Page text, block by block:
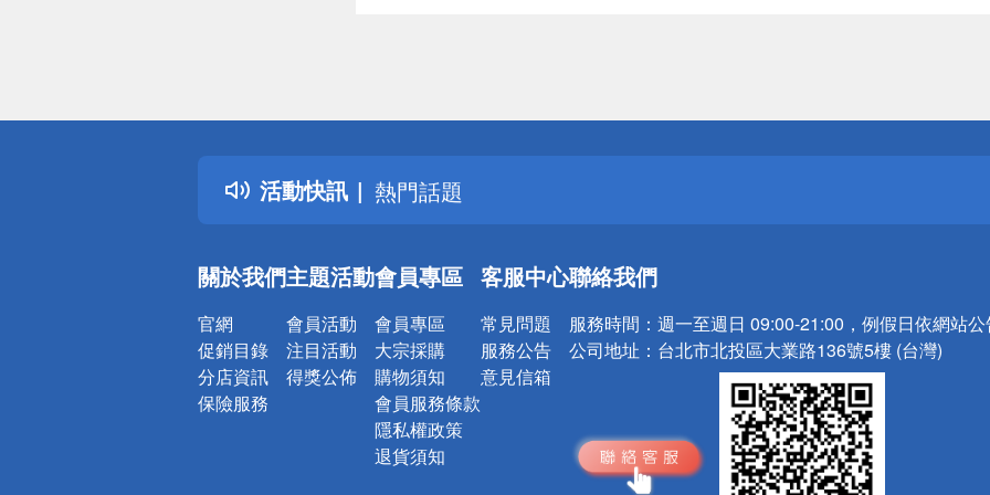
活動快訊
詐騙網頁！請小心！
得獎公告
熱門話題
銀行優惠
詐騙網頁！請小心！
關於我們
官網
促銷目錄
分店資訊
保險服務
主題活動
會員活動
注目活動
得獎公佈
會員專區
會員專區
大宗採購
購物須知
會員服務條款
隱私權政策
退貨須知
客服中心
常見問題
服務公告
意見信箱
聯絡我們
服務時間： 週一至週日 09:00-21:00，例假日依網站
公司地址： 台北市北投區大業路136號5樓 (台灣)